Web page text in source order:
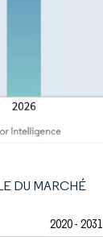
DU MARCHÉ
2020 - 2031